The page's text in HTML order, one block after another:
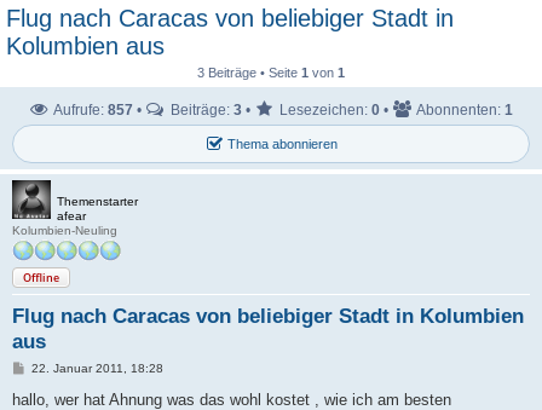
Flug nach Caracas von beliebiger Stadt in
Kolumbien aus
3 Beiträge • Seite 1 von 1
Thema abonnieren
Aufrufe: 857 • Beiträge: 3 • Lesezeichen: 0 • Abonnenten: 1
Themenstarter
afear
Kolumbien-Neuling
Offline
Flug nach Caracas von beliebiger Stadt in Kolumbien
aus
B
i
22. Januar 2011, 18:28
hallo, wer hat Ahnung was das wohl kostet , wie ich am besten